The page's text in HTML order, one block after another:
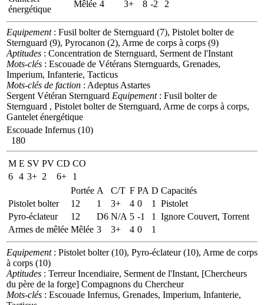
énergétique
Mêlée 4 3+ 8 -2 2
Equipement: Fusil bolter de Sternguard (7), Pistolet bolter de
Sternguard (9), Pyrocanon (2), Arme de corps à corps (9)
Aptitudes : Concentration de Sternguard, Serment de l'Instant
Mots-clés : Escouade de Vétérans Sternguards, Grenades,
Imperium, Infanterie, Tacticus
Mots-clés de faction : Adeptus Astartes
Sergent Vétéran Sternguard Equipement: Fusil bolter de
Sternguard , Pistolet bolter de Sternguard, Arme de corps à corps,
Gantelet énergétique
Escouade Infernus (10)
180
M E SV PV CD CO
6 4 3+ 2 6+
1
Portée A C/T F PA D Capacités
Pistolet bolter
12 1 3+ 4 0 1
Pistolet
Pyro-éclateur
12 D6 N/A 5 -1 1
Ignore Couvert, Torrent
Armes de mêlée Mêlée 3 3+ 4 0 1
Equipement: Pistolet bolter (10), Pyro-éclateur (10), Arme de corps
à corps (10)
Aptitudes : Terreur Incendiaire, Serment de l'Instant, [Chercheurs
du père de la forge] Compagnons du Chercheur
Mots-clés : Escouade Infernus, Grenades, Imperium, Infanterie,